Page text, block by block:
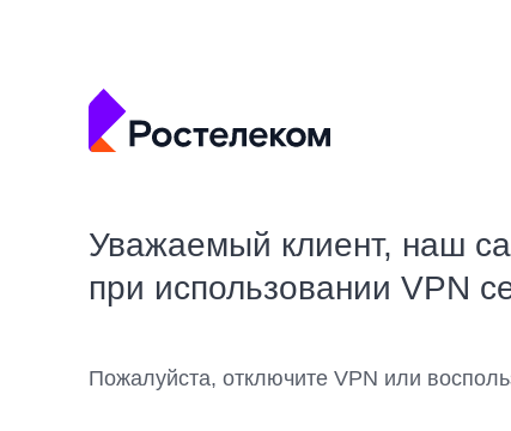
Уважаемый клиент, наш
при использовании VPN
Пожалуйста, отключите VPN или